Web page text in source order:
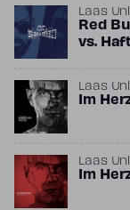
Laas
Red
vs.
Laas
Im
Laas
Im